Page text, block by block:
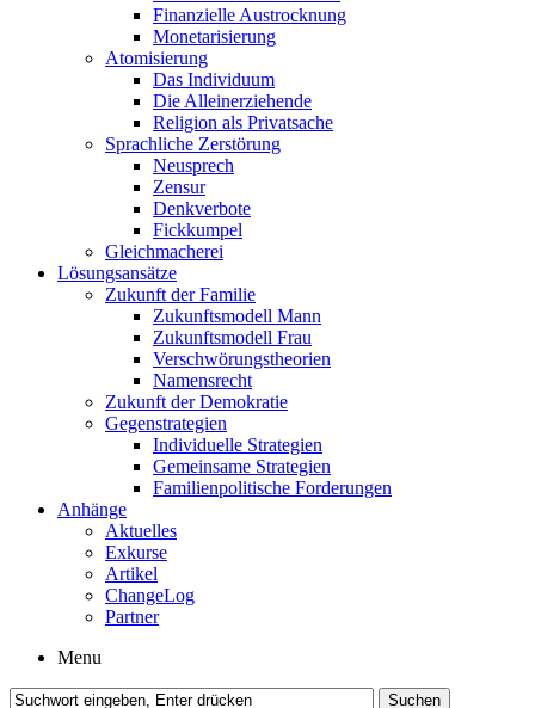
Finanzielle Austrocknung
Monetarisierung
Atomisierung
Das Individuum
Die Alleinerziehende
Religion als Privatsache
Sprachliche Zerstörung
Neusprech
Zensur
Denkverbote
Fickkumpel
Gleichmacherei
Lösungsansätze
Zukunft der Familie
Zukunftsmodell Mann
Zukunftsmodell Frau
Verschwörungstheorien
Namensrecht
Zukunft der Demokratie
Gegenstrategien
Individuelle Strategien
Gemeinsame Strategien
Familienpolitische Forderungen
Anhänge
Aktuelles
Exkurse
Artikel
ChangeLog
Partner
Menu